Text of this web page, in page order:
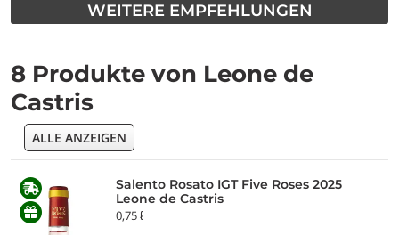
WEITERE EMPFEHLUNGEN
8 Produkte von Leone de
Castris
ALLE ANZEIGEN
Salento Rosato IGT Five Roses 2025
Leone de Castris
0,75 ℓ